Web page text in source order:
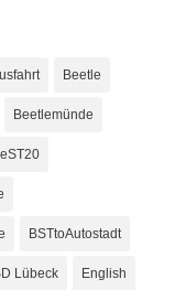
Beetle
Beetlemünde
BSTtoAutostadt
Lübeck English